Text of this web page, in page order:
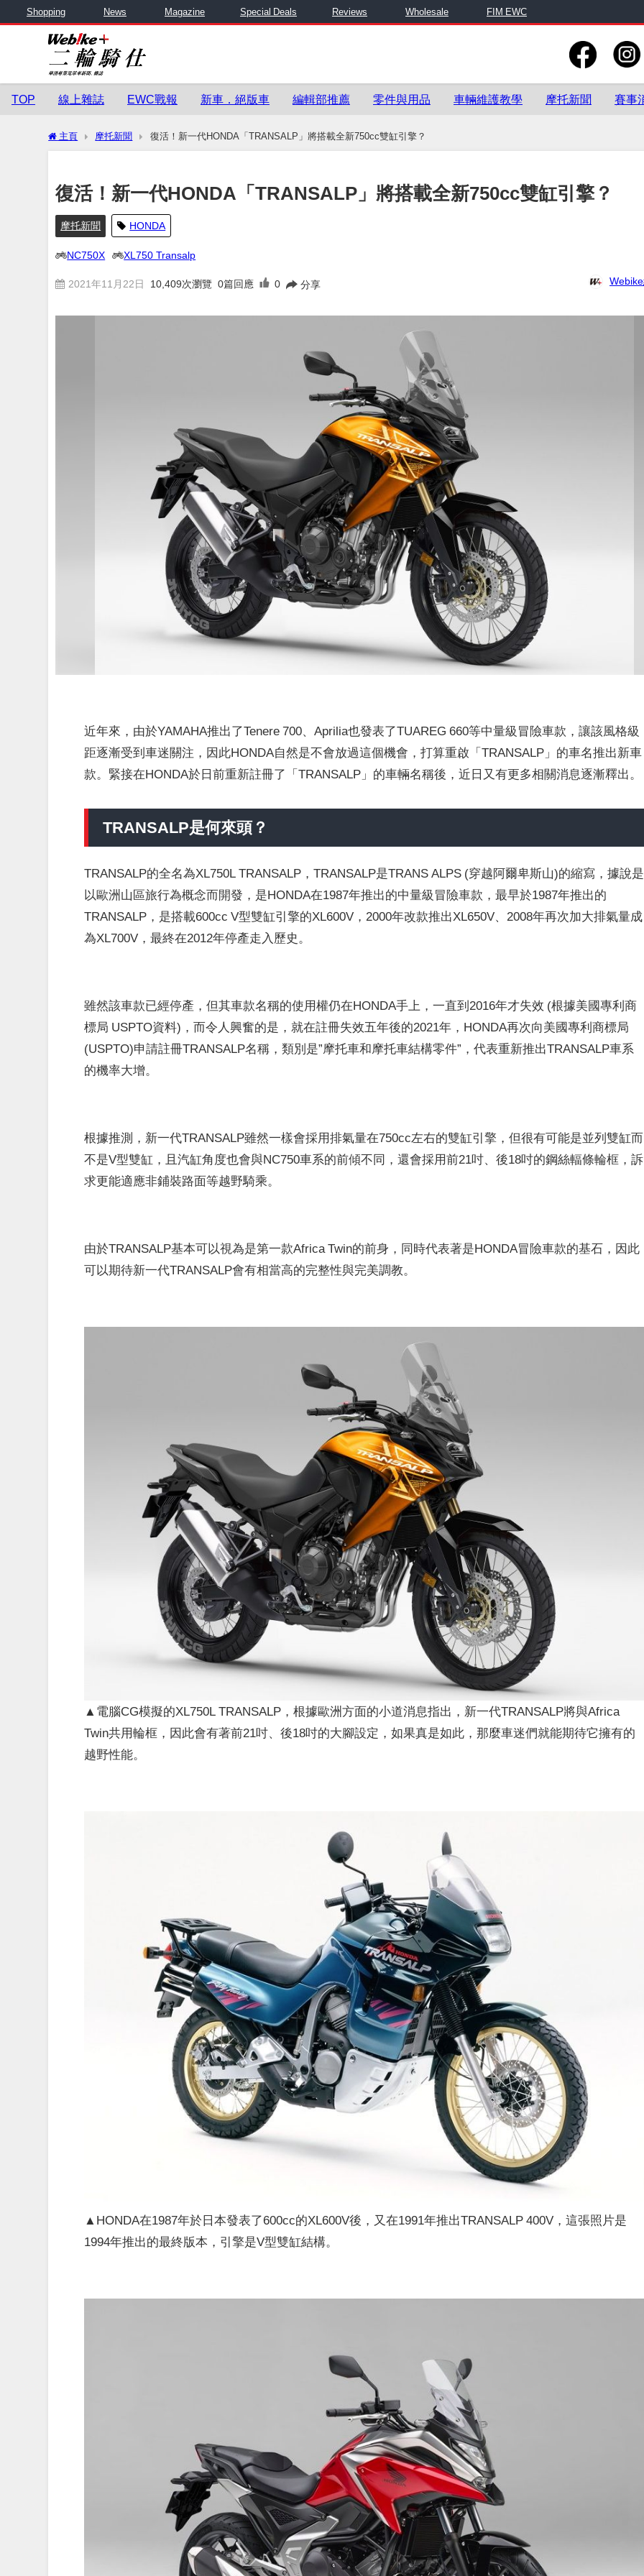
Shopping News Magazine Special Deals Reviews Wholesale FIM EWC
TOP 線上雜誌 EWC戰報 新車．絕版車 編輯部推薦 零件與用品 車輛維護教學 摩托新聞 賽事
主頁 摩托新聞 復活！新一代HONDA「TRANSALP」將搭載全新750cc雙缸引擎？
復活！新一代HONDA「TRANSALP」將搭載全新750cc雙缸引擎？
摩托新聞 HONDA
NC750X XL750 Transalp
2021年11月22日 10,409次瀏覽 0篇回應 0 分享
近年來，由於YAMAHA推出了Tenere 700、Aprilia也發表了TUAREG 660等中量級冒險車款，讓該風格級
距逐漸受到車迷關注，因此HONDA自然是不會放過這個機會，打算重啟「TRANSALP」的車名推出新車
款。緊接在HONDA於日前重新註冊了「TRANSALP」的車輛名稱後，近日又有更多相關消息逐漸釋出。
TRANSALP是何來頭？
TRANSALP的全名為XL750L TRANSALP，TRANSALP是TRANS ALPS (穿越阿爾卑斯山)的縮寫，據說是
以歐洲山區旅行為概念而開發，是HONDA在1987年推出的中量級冒險車款，最早於1987年推出的
TRANSALP，是搭載600cc V型雙缸引擎的XL600V，2000年改款推出XL650V、2008年再次加大排氣量成
為XL700V，最終在2012年停產走入歷史。
雖然該車款已經停產，但其車款名稱的使用權仍在HONDA手上，一直到2016年才失效 (根據美國專利商
標局 USPTO資料)，而令人興奮的是，就在註冊失效五年後的2021年，HONDA再次向美國專利商標局
(USPTO)申請註冊TRANSALP名稱，類別是”摩托車和摩托車結構零件”，代表重新推出TRANSALP車系
的機率大增。
根據推測，新一代TRANSALP雖然一樣會採用排氣量在750cc左右的雙缸引擎，但很有可能是並列雙缸而
不是V型雙缸，且汽缸角度也會與NC750車系的前傾不同，還會採用前21吋、後18吋的鋼絲輻條輪框，訴
求更能適應非鋪裝路面等越野騎乘。
由於TRANSALP基本可以視為是第一款Africa Twin的前身，同時代表著是HONDA冒險車款的基石，因此
可以期待新一代TRANSALP會有相當高的完整性與完美調教。
▲電腦CG模擬的XL750L TRANSALP，根據歐洲方面的小道消息指出，新一代TRANSALP將與Africa
Twin共用輪框，因此會有著前21吋、後18吋的大腳設定，如果真是如此，那麼車迷們就能期待它擁有的
越野性能。
▲HONDA在1987年於日本發表了600cc的XL600V後，又在1991年推出TRANSALP 400V，這張照片是
1994年推出的最終版本，引擎是V型雙缸結構。